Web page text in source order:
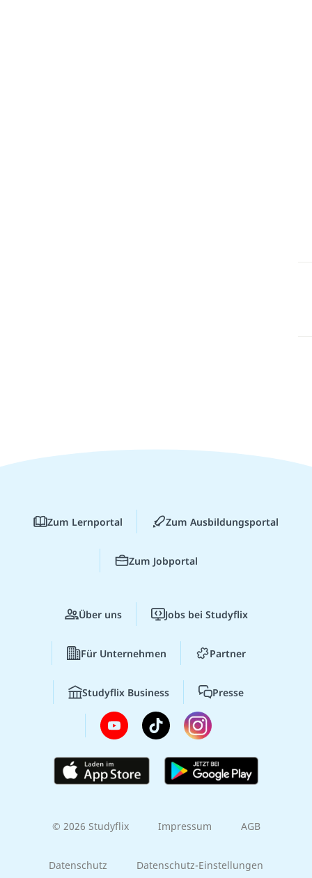
Zum Lernportal Zum Ausbildungsportal
Zum Jobportal
Über uns Jobs bei Studyflix
Für Unternehmen Partner
Studyflix Business Presse
© 2026 Studyflix Impressum AGB
Datenschutz Datenschutz-Einstellungen